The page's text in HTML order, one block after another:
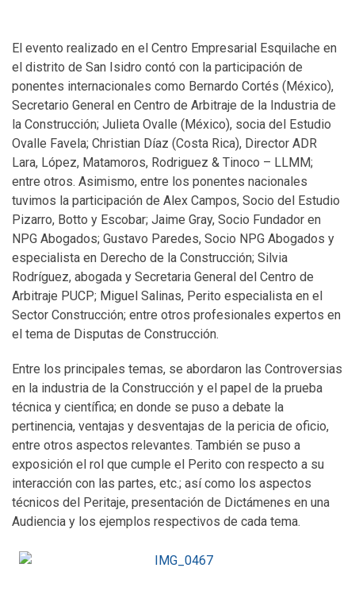
El evento realizado en el Centro Empresarial Esquilache en
el distrito de San Isidro contó con la participación de
ponentes internacionales como Bernardo Cortés (México),
Secretario General en Centro de Arbitraje de la Industria de
la Construcción; Julieta Ovalle (México), socia del Estudio
Ovalle Favela; Christian Díaz (Costa Rica), Director ADR
Lara, López, Matamoros, Rodriguez & Tinoco – LLMM;
entre otros. Asimismo, entre los ponentes nacionales
tuvimos la participación de Alex Campos, Socio del Estudio
Pizarro, Botto y Escobar; Jaime Gray, Socio Fundador en
NPG Abogados; Gustavo Paredes, Socio NPG Abogados y
especialista en Derecho de la Construcción; Silvia
Rodríguez, abogada y Secretaria General del Centro de
Arbitraje PUCP; Miguel Salinas, Perito especialista en el
Sector Construcción; entre otros profesionales expertos en
el tema de Disputas de Construcción.
Entre los principales temas, se abordaron las Controversias
en la industria de la Construcción y el papel de la prueba
técnica y científica; en donde se puso a debate la
pertinencia, ventajas y desventajas de la pericia de oficio,
entre otros aspectos relevantes. También se puso a
exposición el rol que cumple el Perito con respecto a su
interacción con las partes, etc.; así como los aspectos
técnicos del Peritaje, presentación de Dictámenes en una
Audiencia y los ejemplos respectivos de cada tema.